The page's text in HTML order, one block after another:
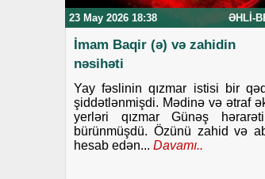
23 May 2026 18:38 ƏHLI-
İmam Baqir (ə) və zahidin
nəsihəti
Yay fəslinin qızmar istisi bir
şiddətlənmişdi. Mədinə və ətraf
yerləri qızmar Günəş
bürünmüşdü. Özünü zahid və
hesab edən... Davamı..